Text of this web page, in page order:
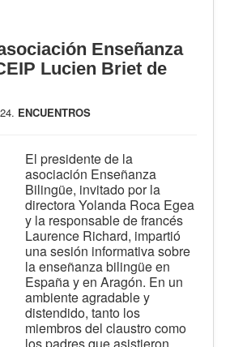
Enseñanza
Lucien Briet de
ENCUENTROS
El presidente de la
asociación Enseñanza
Bilingüe, invitado por la
directora Yolanda Roca Egea
y la responsable de francés
Laurence Richard, impartió
una sesión informativa sobre
la enseñanza bilingüe en
España y en Aragón. En un
ambiente agradable y
distendido, tanto los
miembros del claustro como